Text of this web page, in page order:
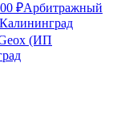
₽Арбитражный
(ИП